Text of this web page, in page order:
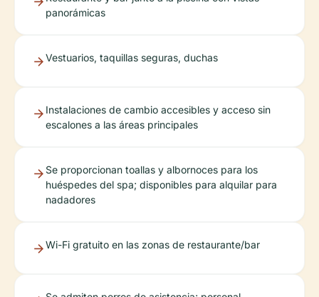
panorámicas
Vestuarios, taquillas seguras, duchas
Instalaciones de cambio accesibles y acceso sin
escalones a las áreas principales
Se proporcionan toallas y albornoces para los
huéspedes del spa; disponibles para alquilar para
nadadores
Wi-Fi gratuito en las zonas de restaurante/bar